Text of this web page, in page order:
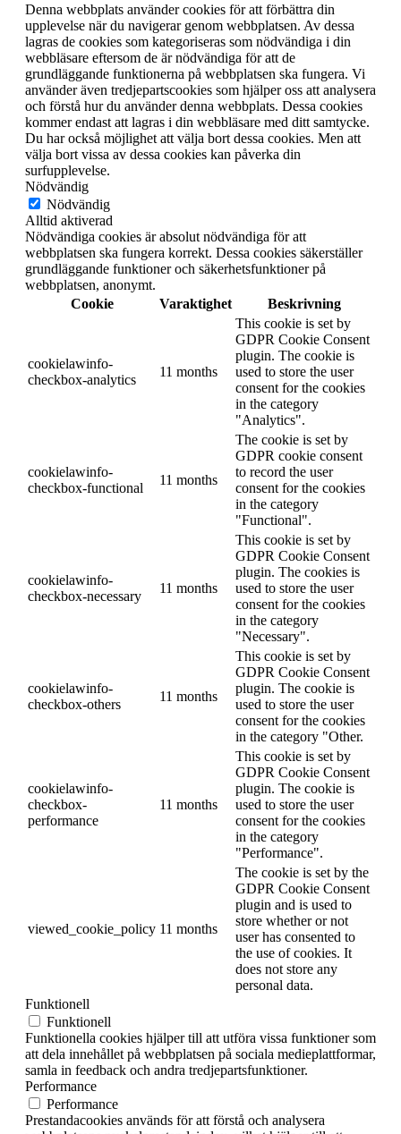
Denna webbplats använder cookies för att förbättra din
upplevelse när du navigerar genom webbplatsen. Av dessa
lagras de cookies som kategoriseras som nödvändiga i din
webbläsare eftersom de är nödvändiga för att de
grundläggande funktionerna på webbplatsen ska fungera. Vi
använder även tredjepartscookies som hjälper oss att analysera
och förstå hur du använder denna webbplats. Dessa cookies
kommer endast att lagras i din webbläsare med ditt samtycke.
Du har också möjlighet att välja bort dessa cookies. Men att
välja bort vissa av dessa cookies kan påverka din
surfupplevelse.
Nödvändig
Nödvändig
Alltid aktiverad
Nödvändiga cookies är absolut nödvändiga för att
webbplatsen ska fungera korrekt. Dessa cookies säkerställer
grundläggande funktioner och säkerhetsfunktioner på
webbplatsen, anonymt.
Cookie
Varaktighet Beskrivning
cookielawinfo-
checkbox-analytics
11 months
This cookie is set by
GDPR Cookie Consent
plugin. The cookie is
used to store the user
consent for the cookies
in the category
"Analytics".
cookielawinfo-
checkbox-functional
11 months
The cookie is set by
GDPR cookie consent
to record the user
consent for the cookies
in the category
"Functional".
cookielawinfo-
checkbox-necessary
11 months
This cookie is set by
GDPR Cookie Consent
plugin. The cookies is
used to store the user
consent for the cookies
in the category
"Necessary".
cookielawinfo-
checkbox-others
11 months
This cookie is set by
GDPR Cookie Consent
plugin. The cookie is
used to store the user
consent for the cookies
in the category "Other.
cookielawinfo-
checkbox-
performance
11 months
This cookie is set by
GDPR Cookie Consent
plugin. The cookie is
used to store the user
consent for the cookies
in the category
"Performance".
viewed_cookie_policy 11 months
The cookie is set by the
GDPR Cookie Consent
plugin and is used to
store whether or not
user has consented to
the use of cookies. It
does not store any
personal data.
Funktionell
Funktionell
Funktionella cookies hjälper till att utföra vissa funktioner som
att dela innehållet på webbplatsen på sociala medieplattformar,
samla in feedback och andra tredjepartsfunktioner.
Performance
Performance
Prestandacookies används för att förstå och analysera